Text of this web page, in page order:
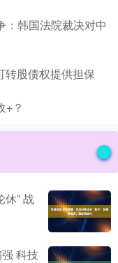
：韩国法院裁决对中
转股债权提供担保
+？
休” 战
科技